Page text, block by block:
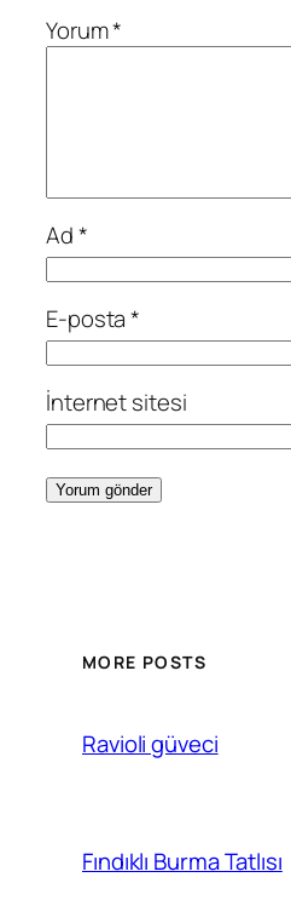
Yorum*
Ad*
E-posta*
İnternet sitesi
MORE POSTS
Ravioli güveci
Fındıklı Burma Tatlısı